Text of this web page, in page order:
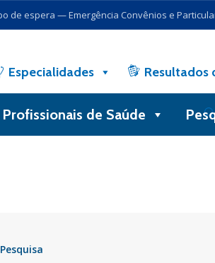
de espera — Emergência Convênios e
Especialidades Resultados
Profissionais de Saúde